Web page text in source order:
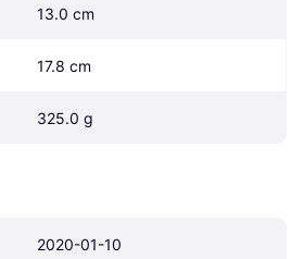
13.0 cm
17.8 cm
325.0 g
2020-01-10